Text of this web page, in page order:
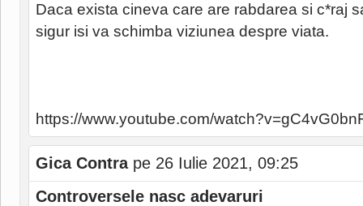
Daca exista cineva care are rabdarea si c*raj
sigur isi va schimba viziunea despre viata.
https://www.youtube.com/
Gica Contrape 26 Iulie 2021, 09:25
Controversele nasc adevaruri